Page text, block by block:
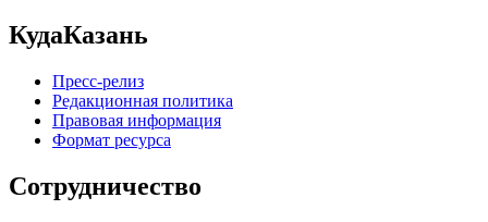
КудаКазань
Пресс-релиз
Редакционная политика
Правовая информация
Формат ресурса
Сотрудничество